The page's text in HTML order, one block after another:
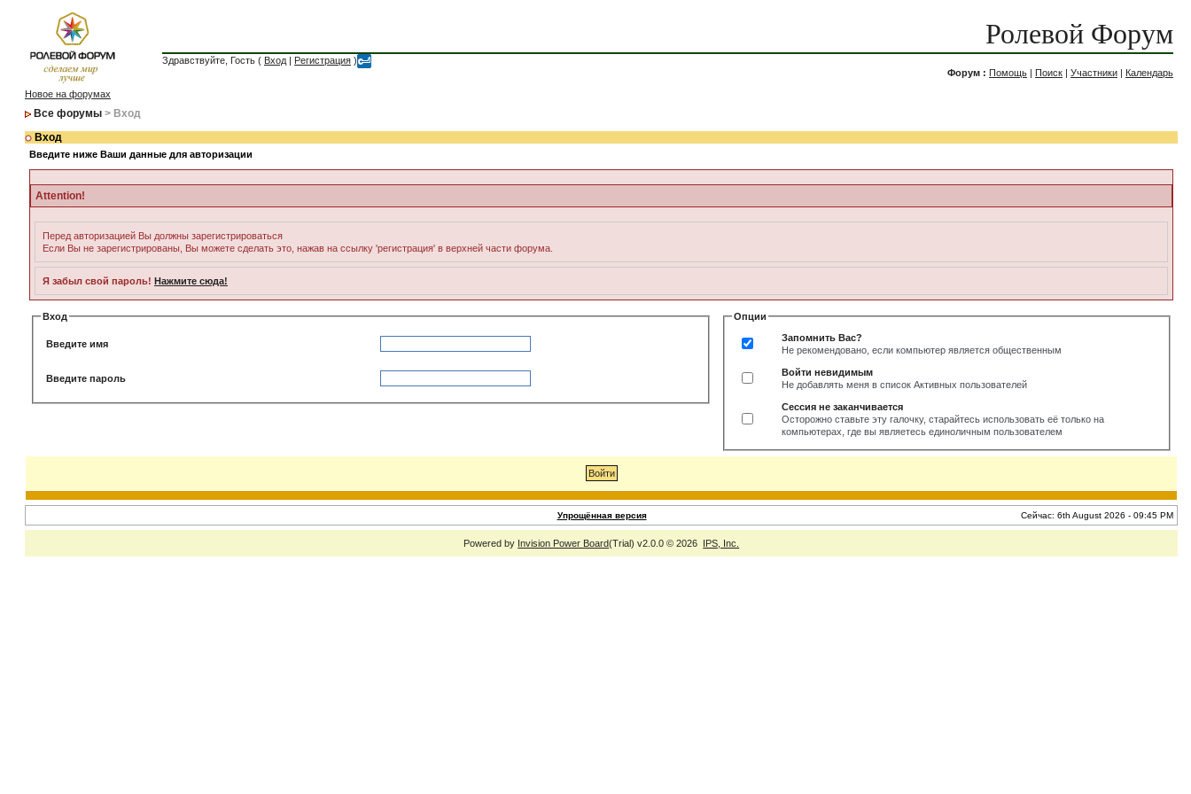
Ролевой Форум
Здравствуйте, Гость ( Вход | Регистрация )
Форум : Помощь | Поиск | Участники | Календарь
Новое на форумах
Все форумы > Вход
Вход
Введите ниже Ваши данные для авторизации
Attention!
Перед авторизацией Вы должны зарегистрироваться
Если Вы не зарегистрированы, Вы можете сделать это, нажав на ссылку 'регистрация' в верхней части форума.
Я забыл свой пароль! Нажмите сюда!
Вход
Введите имя
Введите пароль
Опции
Запомнить Вас?
Не рекомендовано, если компьютер является общественным
Войти невидимым
Не добавлять меня в список Активных пользователей
Сессия не заканчивается
Осторожно ставьте эту галочку, старайтесь использовать её только на
компьютерах, где вы являетесь единоличным пользователем
Упрощённая версия Сейчас: 6th August 2026 - 09:45 PM
Powered by Invision Power Board(Trial) v2.0.0 © 2026 IPS, Inc.